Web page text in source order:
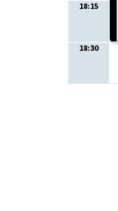
18:15
18:30